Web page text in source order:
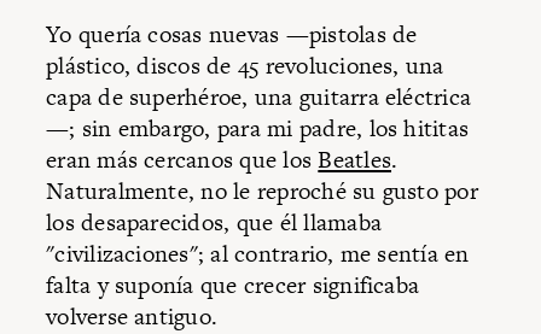
Yo quería cosas nuevas —pistolas de
plástico, discos de 45 revoluciones, una
capa de superhéroe, una guitarra eléctrica
—; sin embargo, para mi padre, los hititas
eran más cercanos que losBeatles.
Naturalmente, no le reproché su gusto por
los desaparecidos, que él llamaba
"civilizaciones"; al contrario, me sentía en
falta y suponía que crecer significaba
volverse antiguo.